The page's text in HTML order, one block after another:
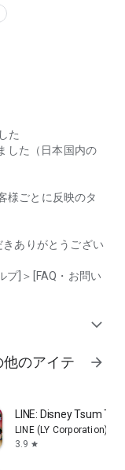
た
した（日本国内の
様ごとに反映のタ
ありがとうござい
プ]＞[FAQ・お問い
expand_more
他のアイテ
arrow_forward
プリLINE: Disney Tsum
LINE (LY Corporation)
3.9 star